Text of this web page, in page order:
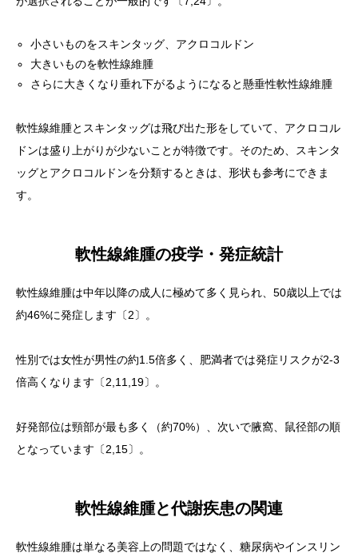
小さいものをスキンタッグ、アクロコルドン
大きいものを軟性線維腫
さらに大きくなり垂れ下がるようになると懸垂性軟性線維腫
軟性線維腫とスキンタッグは飛び出た形をしていて、アクロコル
ドンは盛り上がりが少ないことが特徴です。そのため、スキンタ
ッグとアクロコルドンを分類するときは、形状も参考にできま
す。
軟性線維腫の疫学・発症統計
軟性線維腫は中年以降の成人に極めて多く見られ、50歳以上では
約46%に発症します〔2〕。
性別では女性が男性の約1.5倍多く、肥満者では発症リスクが2-3
倍高くなります〔2,11,19〕。
好発部位は頸部が最も多く（約70%）、次いで腋窩、鼠径部の順
となっています〔2,15〕。
軟性線維腫と代謝疾患の関連
軟性線維腫は単なる美容上の問題ではなく、糖尿病やインスリン